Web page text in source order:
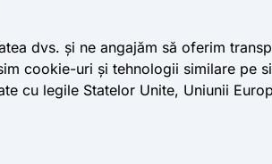
dvs. și ne angajăm să oferim
cookie-uri și tehnologii similare pe
cu legile Statelor Unite, Uniunii